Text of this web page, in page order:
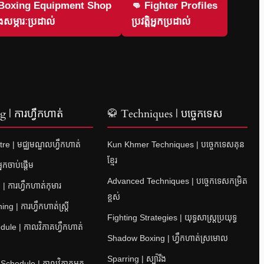
Equipment Shop
ម្ភារៈប្រដាល់
👊 Fighter Profiles
ប្រវត្តិអ្នកប្រដាល់
| ការហ្វឹកហាត់
| មជ្ឈមណ្ឌលហ្វឹកហាត់
ចាប់ផ្តើម
ការហ្វឹកហាត់កុមារ
| ការហ្វឹកហាត់ស្ត្រី
| កាលវិភាគហ្វឹកហាត់
🥋 Techniques | បច្ចេកទេស
Kun Khmer Techniques | បច្ចេកទេសគុន
ខ្មែរ
Advanced Techniques | បច្ចេកទេសកម្រិត
ខ្ពស់
Fighting Strategies | យុទ្ធសាស្ត្រប្រយុទ្ធ
Shadow Boxing | ហ្វឹកហាត់ស្រមោល
Sparring | ស្ប៉ារីង